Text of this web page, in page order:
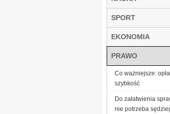
SPORT
EKONOMIA
PRAWO
Co ważniejsze:
szybkość
Do załatwienia
nie potrzeba